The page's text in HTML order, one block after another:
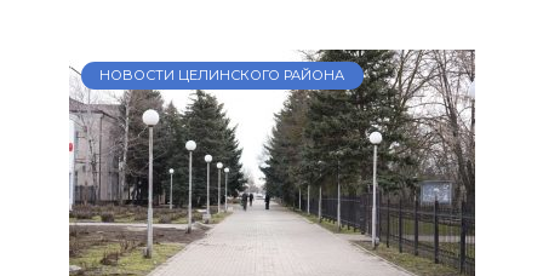
НОВОСТИ ЦЕЛИНСКОГО РАЙОНА